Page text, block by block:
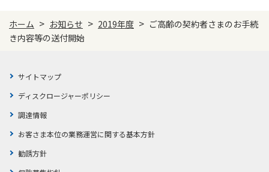
かんぽプラチナライフサービス
保険用語集
お問い合わせ
保険用語集
お問い合わせ
ラジオ体操・みんなの体操
ラジオ体操ポータルサイト
お客さまの声／お客さまサービス向上の取組み
ホーム > お知らせ > 2019年度 > ご高齢の契約者さまのお手続
き内容等の送付開始
サイトマップ
ディスクロージャーポリシー
調達情報
お客さま本位の業務運営に関する基本方針
勧誘方針